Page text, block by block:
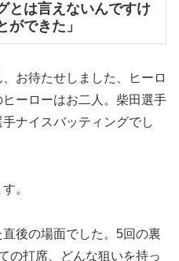
とは言えないんですけ
ができた」
お待たせしました、ヒーロ
ーローはお二人。柴田選手
ナイスバッティングでし
。
後の場面でした。5回の裏
の打席、どんな狙いを持っ